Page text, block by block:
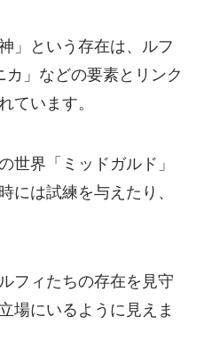
」という存在は、ルフ
カ」などの要素とリンク
ています。
世界「ミッドガルド」
には試練を与えたり、
フィたちの存在を見守
場にいるように見えま